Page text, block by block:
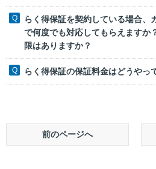
らく得保証を契約している場合、
で何度でも対応してもらえますか
限はありますか？
らく得保証の保証料金はどうやっ
前のページへ